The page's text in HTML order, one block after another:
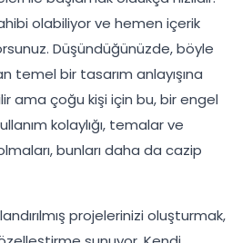
olabiliyor ve hemen içerik
Düşündüğünüzde, böyle
temel bir tasarım anlayışına
ama çoğu kişi için bu, bir engel
kolaylığı, temalar ve
bunları daha da cazip
projelerinizi oluşturmak,